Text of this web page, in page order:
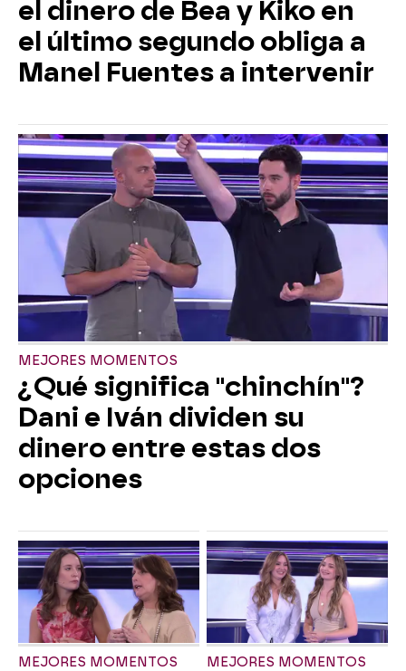
el dinero de Bea y Kiko en
el último segundo obliga a
Manel Fuentes a intervenir
MEJORES MOMENTOS
¿Qué significa "chinchín"?
Dani e Iván dividen su
dinero entre estas dos
opciones
MEJORES MOMENTOS MEJORES MOMENTOS